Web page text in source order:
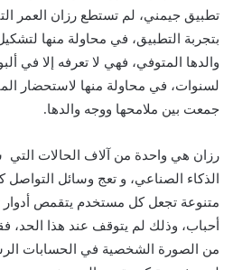
بتجربة التطبيق، في محاولة منها
والدها المتوفي، فهي لا تعرفه إلا في
لسنوات، في محاولة منها لاستحضار
جمعت بين ملامحها ووجه والدها.
رزان هي واحدة من آلاف الحالات
الذكاء الصناعي، و تعج وسائل
متنوعة تجعل كل مستخدم يتقمص أدوار
أحباب، وذلك لم يتوقف عند هذا الحد،
من الصورة الشخصية في الحسابات